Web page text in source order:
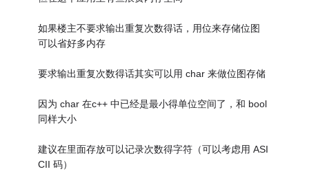
如果楼主不要求输出重复次数得话，用位来存储位图
可以省好多内存
要求输出重复次数得话其实可以用 char 来做位图存储
因为 char 在c++ 中已经是最小得单位空间了，和 bool
同样大小
建议在里面存放可以记录次数得字符（可以考虑用 ASI
CII 码）